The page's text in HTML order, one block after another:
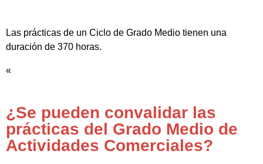
Las prácticas de un Ciclo de Grado Medio tienen una
duración de 370 horas.
«
¿Se pueden convalidar las
prácticas del Grado Medio de
Actividades Comerciales?